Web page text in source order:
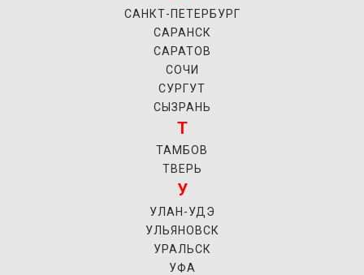
САНКТ-ПЕТЕРБУРГ
САРАНСК
САРАТОВ
СОЧИ
СУРГУТ
СЫЗРАНЬ
Т
ТАМБОВ
ТВЕРЬ
У
УЛАН-УДЭ
УЛЬЯНОВСК
УРАЛЬСК
УФА